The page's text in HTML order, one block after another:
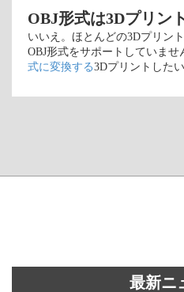
OBJ形式は3Dプリン
いいえ。ほとんどの3Dプリン
OBJ形式をサポートしていませ
式に変換する3Dプリントしたい
最新ニ